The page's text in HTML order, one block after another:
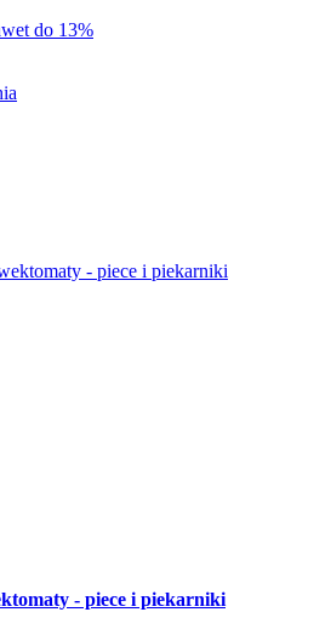
do 13%
- piece i piekarniki